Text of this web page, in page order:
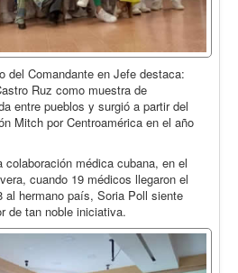
del Comandante en Jefe destaca:
Ruz como muestra de
entre pueblos y surgió a partir del
Mitch por Centroamérica en el año
médica cubana, en el
cuando 19 médicos llegaron el
al hermano país, Soria Poll siente
de tan noble iniciativa.